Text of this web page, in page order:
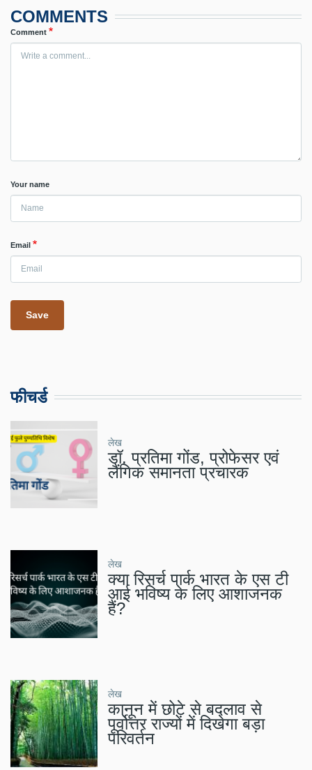
COMMENTS
Comment
Your name
Email
फीचर्ड
लेख
डॉ. प्रतिमा गोंड, प्रोफेसर एवं
लैंगिक समानता प्रचारक
लेख
क्या रिसर्च पार्क भारत के एस टी
आई भविष्य के लिए आशाजनक
हैं?
लेख
कानून में छोटे से बदलाव से
पूर्वोत्तर राज्यों में दिखेगा बड़ा
परिवर्तन